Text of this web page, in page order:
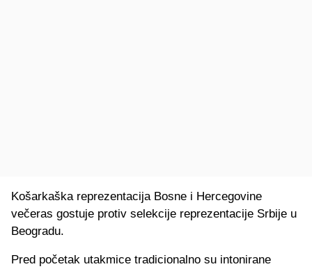
Košarkaška reprezentacija Bosne i Hercegovine
večeras gostuje protiv selekcije reprezentacije Srbije u
Beogradu.
Pred početak utakmice tradicionalno su intonirane